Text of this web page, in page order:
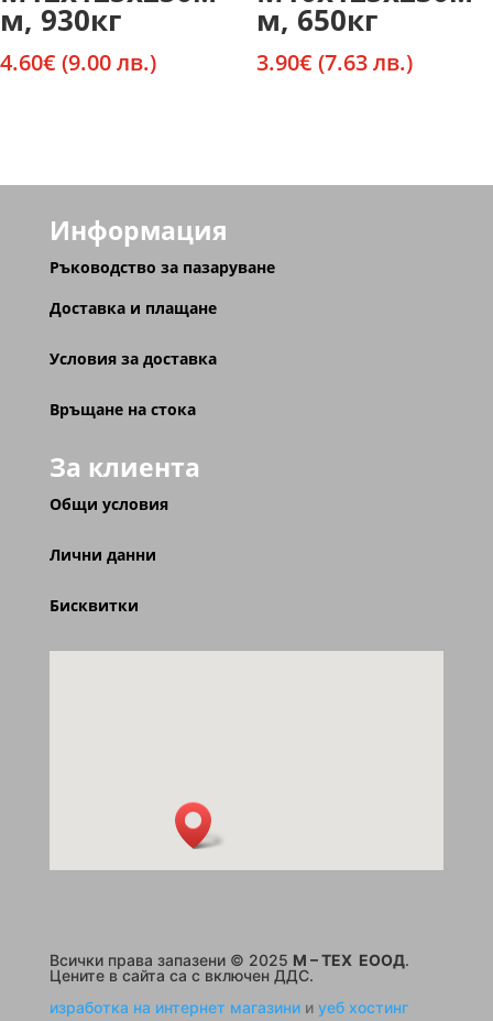
м, 930кг
4.60€ (9.00 лв.)
м, 650кг
3.90€ (7.63 лв.)
Информация
Ръководство за пазаруване
Доставка и плащане
Условия за доставка
Връщане на стока
За клиента
Общи условия
Лични данни
Бисквитки
Всички права запазени © 2025 M – TEX ЕООД.
Цените в сайта са с включен ДДС.
изработка на интернет магазинии уеб хостинг